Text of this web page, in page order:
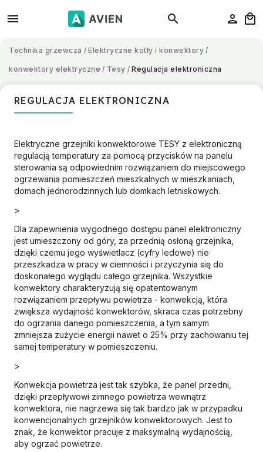
Technika grzewcza / Elektryczne kotły i konwektory /
konwektory elektryczne / Tesy / Regulacja elektroniczna
REGULACJA ELEKTRONICZNA
Elektryczne grzejniki konwektorowe TESY z elektroniczną
regulacją temperatury za pomocą przycisków na panelu
sterowania są odpowiednim rozwiązaniem do miejscowego
ogrzewania pomieszczeń mieszkalnych w mieszkaniach,
domach jednorodzinnych lub domkach letniskowych.
>
Dla zapewnienia wygodnego dostępu panel elektroniczny
jest umieszczony od góry, za przednią osłoną grzejnika,
dzięki czemu jego wyświetlacz (cyfry ledowe) nie
przeszkadza w pracy w ciemności i przyczynia się do
doskonałego wyglądu całego grzejnika. Wszystkie
konwektory charakteryzują się opatentowanym
rozwiązaniem przepływu powietrza - konwekcją, która
zwiększa wydajność konwektorów, skraca czas potrzebny
do ogrzania danego pomieszczenia, a tym samym
zmniejsza zużycie energii nawet o 25% przy zachowaniu tej
samej temperatury w pomieszczeniu.
>
Konwekcja powietrza jest tak szybka, że panel przedni,
dzięki przepływowi zimnego powietrza wewnątrz
konwektora, nie nagrzewa się tak bardzo jak w przypadku
konwencjonalnych grzejników konwektorowych. Jest to
znak, że konwektor pracuje z maksymalną wydajnością,
aby ogrzać powietrze.